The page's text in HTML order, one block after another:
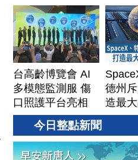
台高齡博覽會 AI
多模態監測服 傷
口照護平台亮相
德州
造最
今日整點新聞